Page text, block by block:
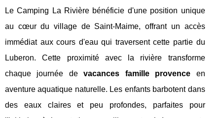
Le Camping La Rivière bénéficie d'une position unique
au cœur du village de Saint-Maime, offrant un accès
immédiat aux cours d'eau qui traversent cette partie du
Luberon. Cette proximité avec la rivière transforme
chaque journée devacances famille provence en
aventure aquatique naturelle. Les enfants barbotent dans
des eaux claires et peu profondes, parfaites pour